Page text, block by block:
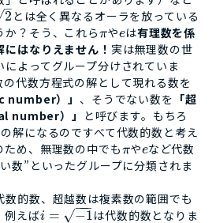
2
–とは全く異なるオーラを放っている
か？そう、これらπやeは有理数を係
はなりえません！ 実は無理数の世
よってグループ分けされていま
代数方程式の解として現れる数を
number）」 、そうでない数を 「超
number）」
と呼びます。もちろ
解になるのですべて代数的数と考え
め、無理数の中でもπやeなど代数
数”といったグループに分類されま
数的数、超越数は複素数の範囲でも
例えばi = −1
−−
−
√
は代数的数となりま